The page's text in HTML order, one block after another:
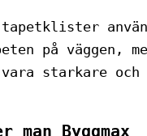
tapetklister
på väggen,
starkare och
man Byggmax